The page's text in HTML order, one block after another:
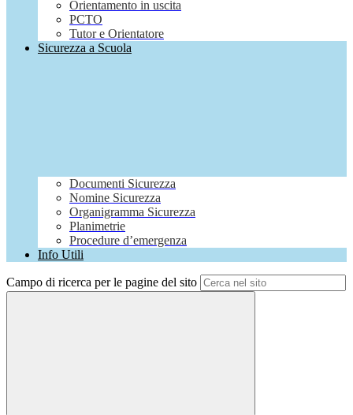
Orientamento in uscita
PCTO
Tutor e Orientatore
Sicurezza a Scuola
Documenti Sicurezza
Nomine Sicurezza
Organigramma Sicurezza
Planimetrie
Procedure d’emergenza
Info Utili
Campo di ricerca per le pagine del sito